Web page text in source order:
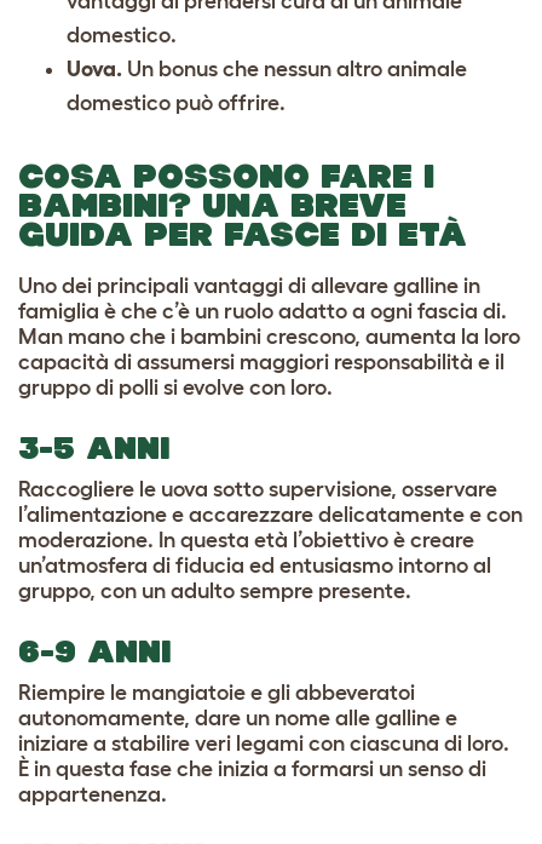
domestico.
Uova. Un bonus che nessun altro animale
domestico può offrire.
COSA POSSONO FARE I
BAMBINI? UNA BREVE
GUIDA PER FASCE DI ETÀ
Uno dei principali vantaggi di allevare galline in
famiglia è che c’è un ruolo adatto a ogni fascia di.
Man mano che i bambini crescono, aumenta la loro
capacità di assumersi maggiori responsabilità e il
gruppo di polli si evolve con loro.
3-5 ANNI
Raccogliere le uova sotto supervisione, osservare
l’alimentazione e accarezzare delicatamente e con
moderazione. In questa età l’obiettivo è creare
un’atmosfera di fiducia ed entusiasmo intorno al
gruppo, con un adulto sempre presente.
6-9 ANNI
Riempire le mangiatoie e gli abbeveratoi
autonomamente, dare un nome alle galline e
iniziare a stabilire veri legami con ciascuna di loro.
È in questa fase che inizia a formarsi un senso di
appartenenza.